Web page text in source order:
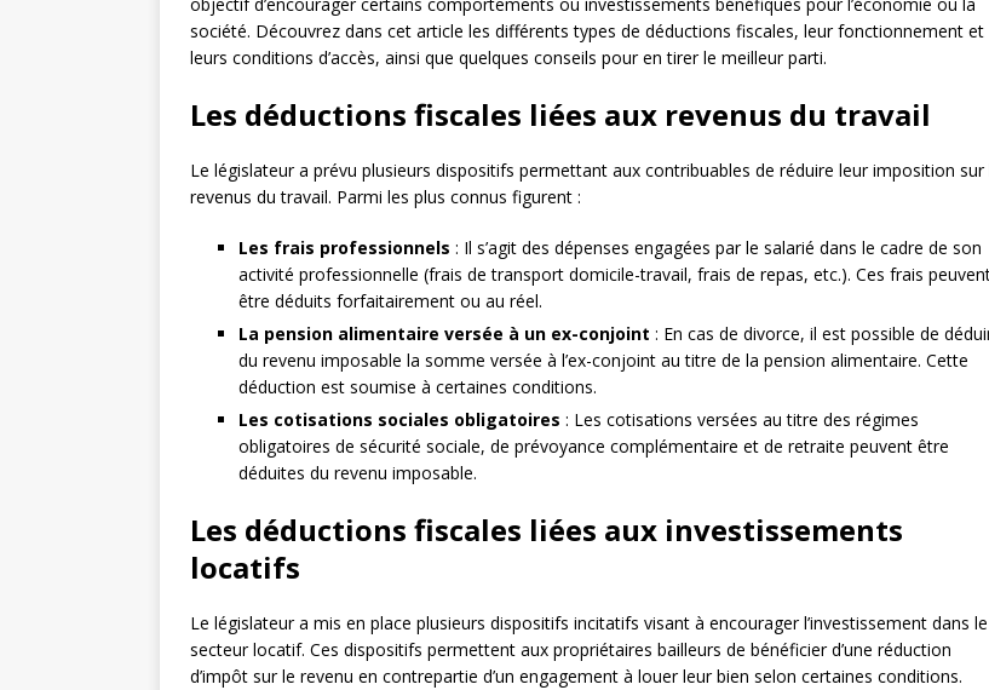
société. Découvrez dans cet article les différents types de déductions fiscales, leur fonctionnement et
leurs conditions d’accès, ainsi que quelques conseils pour en tirer le meilleur parti.
Les déductions fiscales liées aux revenus du travail
Le législateur a prévu plusieurs dispositifs permettant aux contribuables de réduire leur imposition sur
revenus du travail. Parmi les plus connus figurent :
Les frais professionnels : Il s’agit des dépenses engagées par le salarié dans le cadre de son
activité professionnelle (frais de transport domicile-travail, frais de repas, etc.). Ces frais
être déduits forfaitairement ou au réel.
La pension alimentaire versée à un ex-conjoint : En cas de divorce, il est possible de
du revenu imposable la somme versée à l’ex-conjoint au titre de la pension alimentaire. Cette
déduction est soumise à certaines conditions.
Les cotisations sociales obligatoires : Les cotisations versées au titre des régimes
obligatoires de sécurité sociale, de prévoyance complémentaire et de retraite peuvent être
déduites du revenu imposable.
Les déductions fiscales liées aux investissements
locatifs
Le législateur a mis en place plusieurs dispositifs incitatifs visant à encourager l’investissement dans le
secteur locatif. Ces dispositifs permettent aux propriétaires bailleurs de bénéficier d’une réduction
d’impôt sur le revenu en contrepartie d’un engagement à louer leur bien selon certaines conditions.